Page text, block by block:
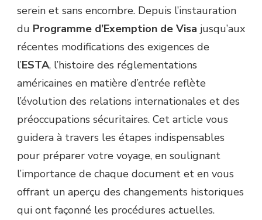
serein et sans encombre. Depuis l’instauration
du Programme d’Exemption de Visa jusqu’aux
récentes modifications des exigences de
l’ESTA, l’histoire des réglementations
américaines en matière d’entrée reflète
l’évolution des relations internationales et des
préoccupations sécuritaires. Cet article vous
guidera à travers les étapes indispensables
pour préparer votre voyage, en soulignant
l’importance de chaque document et en vous
offrant un aperçu des changements historiques
qui ont façonné les procédures actuelles.